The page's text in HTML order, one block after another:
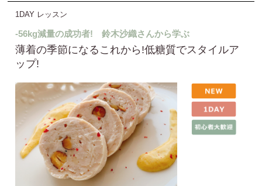
1DAY レッスン
-56kg減量の成功者! 鈴木沙織さんから学ぶ
薄着の季節になるこれから!低糖質でスタイルア
ップ!